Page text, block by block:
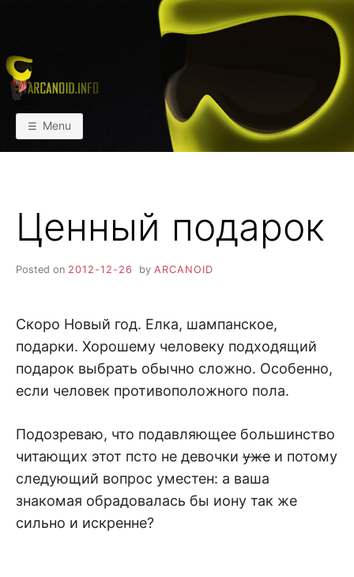
АРКАИНФО
Пейнтбол vs Paintball
Menu
Ценный подарок
Posted on 2012-12-26 by ARCANOID
Скоро Новый год. Елка, шампанское,
подарки. Хорошему человеку подходящий
подарок выбрать обычно сложно. Особенно,
если человек противоположного пола.
Подозреваю, что подавляющее большинство
читающих этот псто не девочки уже и потому
следующий вопрос уместен: а ваша
знакомая обрадовалась бы иону так же
сильно и искренне?